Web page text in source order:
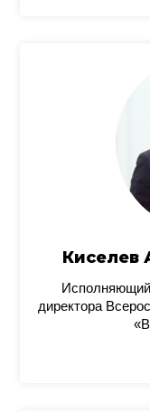
Киселев
Исполняющий
директора